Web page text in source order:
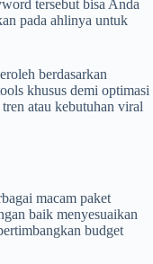
tersebut bisa Anda
pada ahlinya untuk
berdasarkan
khusus demi optimasi
atau kebutuhan viral
macam paket
baik menyesuaikan
budget